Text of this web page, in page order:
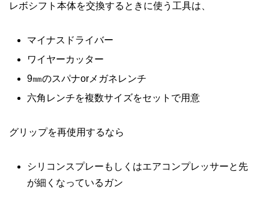
レボシフト本体を交換するときに使う工具は、
マイナスドライバー
ワイヤーカッター
9㎜のスパナorメガネレンチ
六角レンチを複数サイズをセットで用意
グリップを再使用するなら
シリコンスプレーもしくはエアコンプレッサーと先
が細くなっているガン